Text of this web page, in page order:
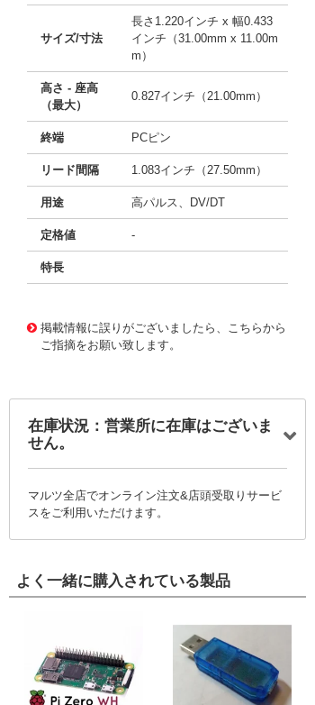
サイズ/寸法
長さ1.220インチ x 幅0.433
インチ（31.00mm x 11.00m
m）
高さ - 座高
（最大）
0.827インチ（21.00mm）
終端 PCピン
リード間隔 1.083インチ（27.50mm）
用途 高パルス、DV/DT
定格値 -
特長
掲載情報に誤りがございましたら、こちらから
ご指摘をお願い致します。
在庫状況：営業所に在庫はございま
せん。
マルツ全店でオンライン注文&店頭受取りサービ
スをご利用いただけます。
よく一緒に購入されている製品